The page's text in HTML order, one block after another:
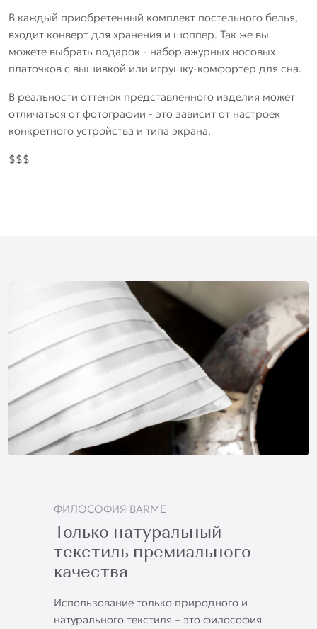
В каждый приобретенный комплект постельного белья,
входит конверт для хранения и шоппер. Так же вы
можете выбрать подарок - набор ажурных носовых
платочков с вышивкой или игрушку-комфортер для сна.
В реальности оттенок представленного изделия может
отличаться от фотографии - это зависит от настроек
конкретного устройства и типа экрана.
$$$
ФИЛОСОФИЯ BARME
Только натуральный
текстиль премиального
качества
Использование только природного и
натурального текстиля – это философия